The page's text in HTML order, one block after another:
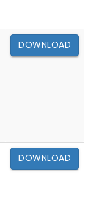
DOWNLOAD
DOWNLOAD